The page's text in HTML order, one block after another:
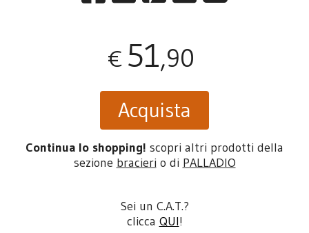
€ 51,90
Acquista
Continua lo shopping! scopri altri prodotti della
sezione bracieri o di PALLADIO
Sei un C.A.T.?
clicca QUI!